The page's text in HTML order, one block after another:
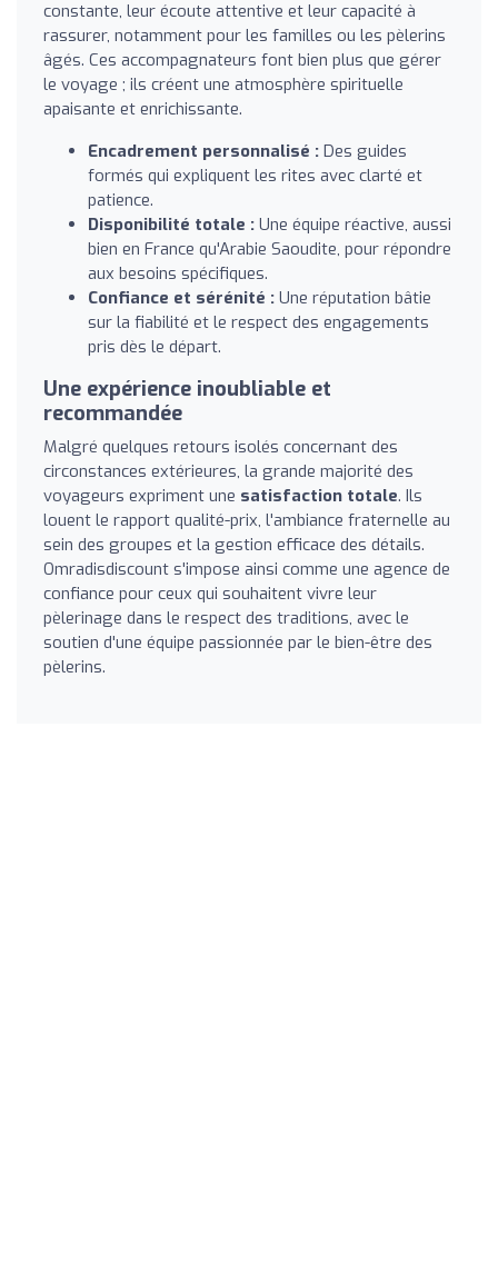
constante, leur écoute attentive et leur capacité à
rassurer, notamment pour les familles ou les pèlerins
âgés. Ces accompagnateurs font bien plus que gérer
le voyage ; ils créent une atmosphère spirituelle
apaisante et enrichissante.
Encadrement personnalisé : Des guides
formés qui expliquent les rites avec clarté et
patience.
Disponibilité totale : Une équipe réactive, aussi
bien en France qu'Arabie Saoudite, pour répondre
aux besoins spécifiques.
Confiance et sérénité : Une réputation bâtie
sur la fiabilité et le respect des engagements
pris dès le départ.
Une expérience inoubliable et
recommandée
Malgré quelques retours isolés concernant des
circonstances extérieures, la grande majorité des
voyageurs expriment une satisfaction totale. Ils
louent le rapport qualité-prix, l'ambiance fraternelle au
sein des groupes et la gestion efficace des détails.
Omradisdiscount s'impose ainsi comme une agence de
confiance pour ceux qui souhaitent vivre leur
pèlerinage dans le respect des traditions, avec le
soutien d'une équipe passionnée par le bien-être des
pèlerins.